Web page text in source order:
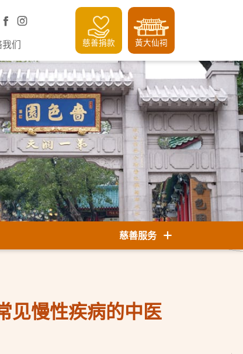
们 慈善捐款 黃大仙祠
慈善服务
见慢性疾病的中医